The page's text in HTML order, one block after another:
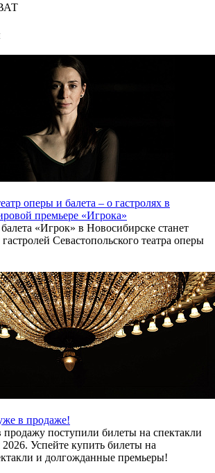
оперы и балета – о гастролях в
премьере «Игрока»
«Игрок» в Новосибирске станет
Севастопольского театра оперы
в продаже!
продажу поступили билеты на спектакли
Успейте купить билеты на
и долгожданные премьеры!